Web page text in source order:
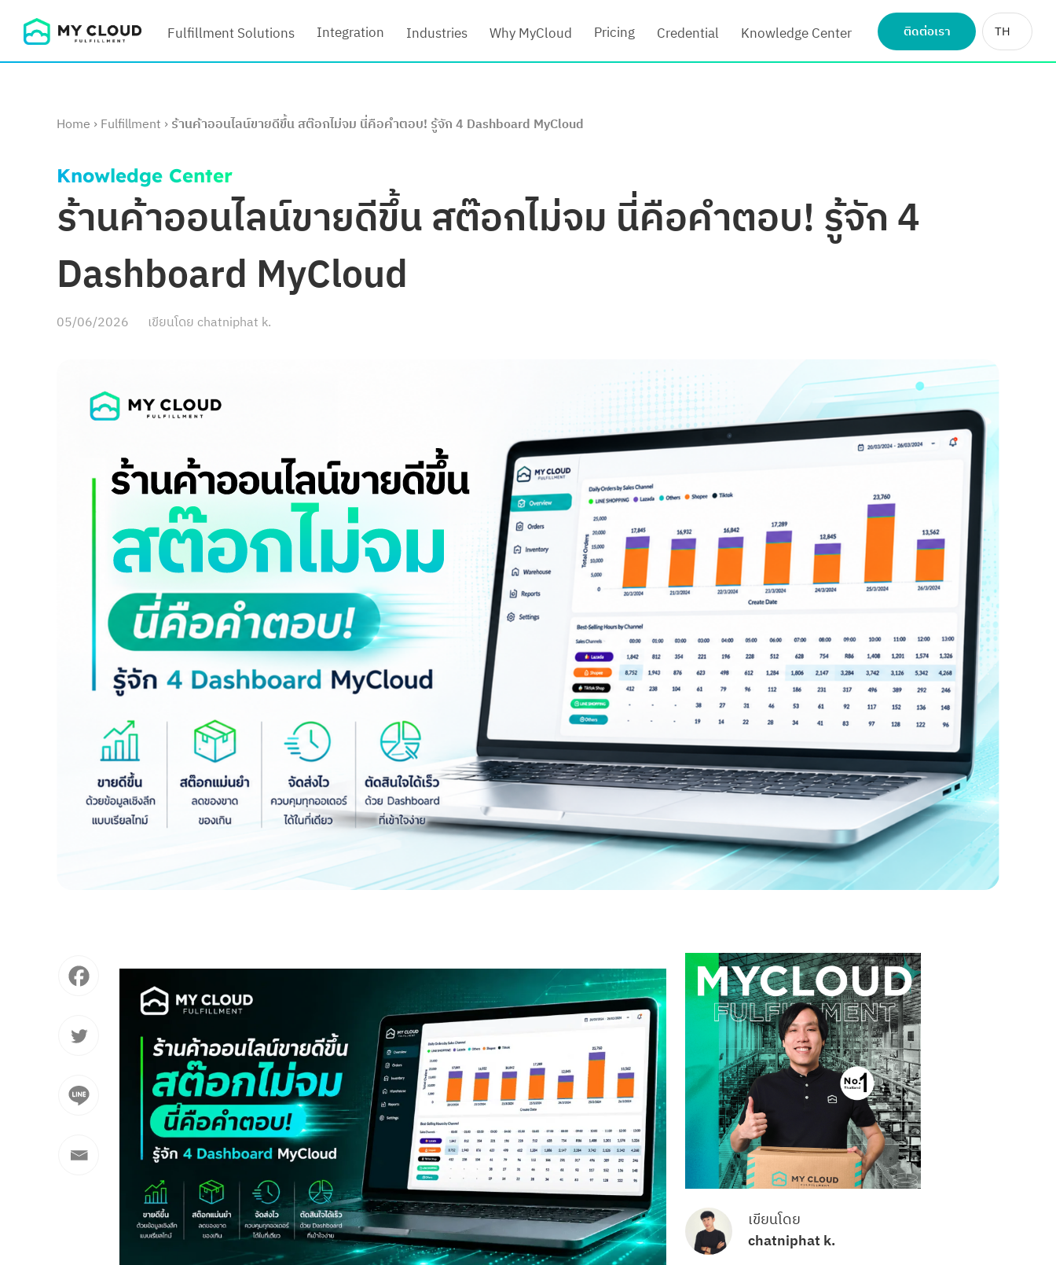
content
Fulfillment Solutions Integration Industries Why MyCloud Pricing Credential Knowledge Center ติดต่อเรา TH
Home ›Fulfillment ›ร้านค้าออนไลน์ขายดีขึ้น สต๊อกไม่จม นี่คือคำตอบ! รู้จัก 4 Dashboard MyCloud
Knowledge Center
ร้านค้าออนไลน์ขายดีขึ้น สต๊อกไม่จม นี่คือคำตอบ! รู้จัก 4
Dashboard MyCloud
05/06/2026 เขียนโดย chatniphat k.
เขียนโดย
chatniphat k.